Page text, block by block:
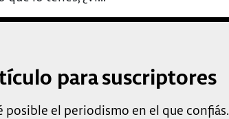
para suscriptores
posible el periodismo en el que confiás.